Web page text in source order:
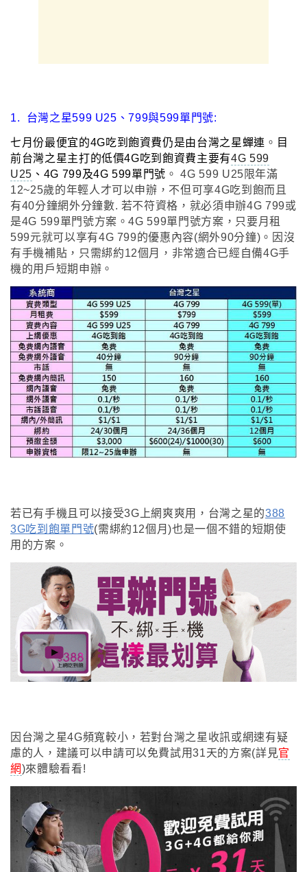
1. 台灣之星599 U25、799與599單門號:
七月份最便宜的4G吃到飽資費仍是由台灣之星蟬連 。 目
前台灣之星主打的低價4G吃到飽資費主要有4G 599
U25 、4G 799及4G 599單門號 。 4G 599 U25限年滿
12~25歲的年輕人才可以申辦 ， 不但可享4G吃到飽而且
有40分鐘網外分鐘數. 若不符資格 ， 就必須申辦4G 799或
是4G 599單門號方案 。4G 599單門號方案 ，只要月租
599元就可以享有4G 799的優惠內容(網外90分鐘) 。因沒
有手機補貼 ， 只需綁約12個月 ， 非常適合已經自備4G手
機的用戶短期申辦 。
若已有手機且可以接受3G上網爽爽用 ，台灣之星的388
3G吃到飽單門號(需綁約12個月)也是一個不錯的短期使
用的方案 。
因台灣之星4G頻寬較小 ， 若對台灣之星收訊或網速有疑
慮的人 ，建議可以申請可以免費試用31天的方案(詳見官
網 )來體驗看看!